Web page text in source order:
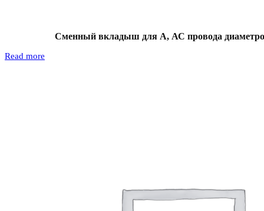
Сменный вкладыш для А, АС провода
Read more